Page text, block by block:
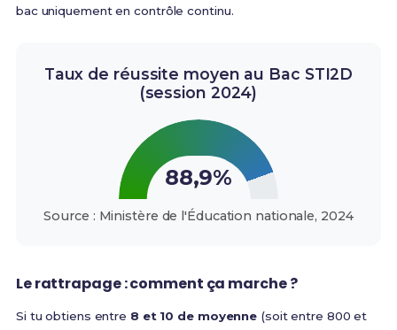
bac uniquement en contrôle continu.
Taux de réussite moyen au Bac STI2D
(session 2024)
88,9%
Source : Ministère de l'Éducation nationale, 2024
Le rattrapage : comment ça marche ?
Si tu obtiens entre 8 et 10 de moyenne (soit entre 800 et